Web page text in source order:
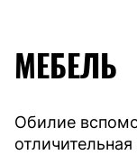
МЕБЕЛЬ
Обилие